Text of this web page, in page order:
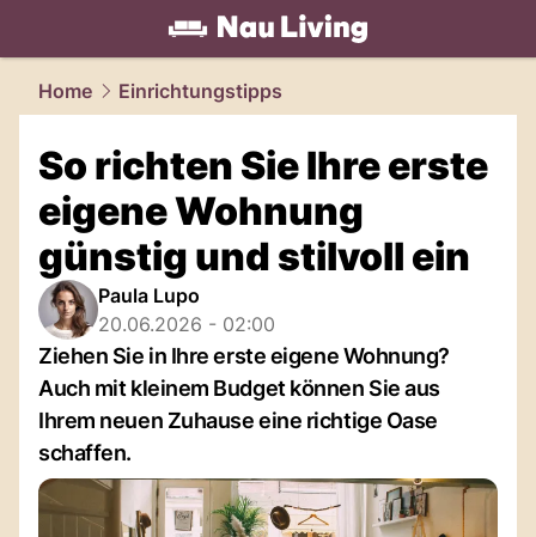
living.NAU.ch
Home Einrichtungstipps
So richten Sie Ihre erste
eigene Wohnung
günstig und stilvoll ein
Paula Lupo
20.06.2026 - 02:00
Ziehen Sie in Ihre erste eigene Wohnung?
Auch mit kleinem Budget können Sie aus
Ihrem neuen Zuhause eine richtige Oase
schaffen.